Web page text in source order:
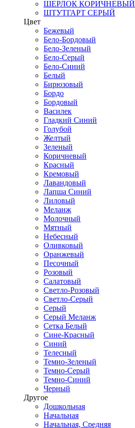
ШЕРЛОК КОРИЧНЕВЫЙ
ШТУТГАРТ СЕРЫЙ
Цвет
Бежевый
Бело-Бордовый
Бело-Зеленый
Бело-Серый
Бело-Синий
Белый
Бирюзовый
Бордо
Бордовый
Василек
Гладкий Синий
Голубой
Желтый
Зеленый
Коричневый
Красный
Кремовый
Лавандовый
Лапша Синий
Лиловый
Меланж
Молочный
Мятный
Небесный
Оливковый
Оранжевый
Песочный
Розовый
Салатовый
Светло-Розовый
Светло-Серый
Серый
Серый Меланж
Сетка Белый
Сине-Красный
Синий
Телесный
Темно-Зеленый
Темно-Серый
Темно-Синий
Черный
Другое
Дошкольная
Начальная
Начальная, Средняя